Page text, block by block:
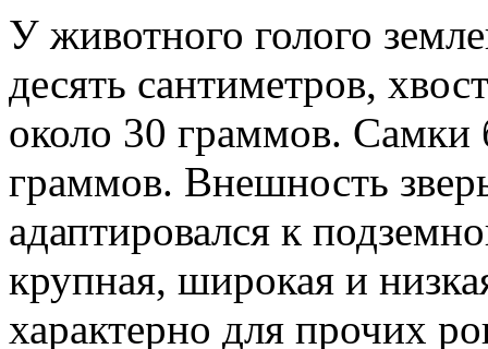
У животного голого
десять сантиметров,
около 30 граммов. Самки
граммов. Внешность
адаптировался к
крупная, широкая и
характерно для прочих